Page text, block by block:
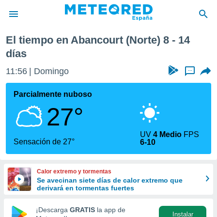
de
para
la
calidad.
a este
forma
digital
El tiempo en Abancourt (Norte) 8 - 14
días
11:56 Domingo ...
Parcialmente nuboso
27°
Sensación de 27°
UV4 Medio FPS
6-10
Calor extremo y tormentas
Se avecinan siete días de calor extremo que
derivará en tormentas fuertes
¡Descarga GRATIS la app de
Instalar